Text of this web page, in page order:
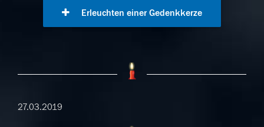
Erleuchten einer Gedenkkerze
27.03.2019